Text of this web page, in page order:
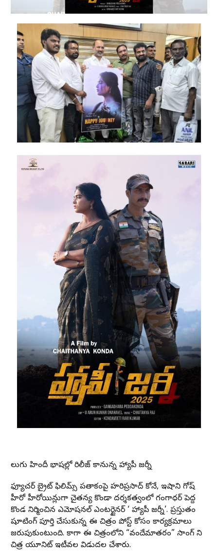
తెలుగు హిందీ భాషల్లో రిలీజ్ కానున్న హ్యాపీ జర్నీ
ఫ్యూచర్ బ్రైట్ ఫిలిమ్స్ పతాకంపై హరిప్రసాద్ కోనే, ఇషాని గోష్
హీరో హీరోయిన్లుగా చైతన్య కొండా దర్శకత్వంలో గంగాధర్ పెద్ద
కొండ నిర్మించిన ఎమోషనల్ ఎంటర్టైనర్ ‘ హ్యాపీ జర్నీ’. ప్రస్తుతం
షూటింగ్ పూర్తి చేసుకున్న ఈ చిత్రం పోస్ట్ కోసం కార్యక్రమాలు
జరుపుకుంటుంది. కాగా ఈ చిత్రంలోని “వందేమాతరం” సాంగ్ ని
చిత్ర యూనిట్ ఇటీవల విడుదల చేశారు.